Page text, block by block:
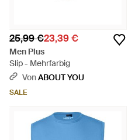
25,99 €23,39 €
Men Plus
Slip - Mehrfarbig
VonABOUT YOU
SALE